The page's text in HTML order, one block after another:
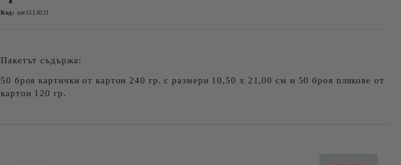
Код: ant1513021
Пакетът съдържа:
50 броя картички от картон 240 гр. с размери 10,50 х 21,00 см и 50 броя пликове от
картон 120 гр.